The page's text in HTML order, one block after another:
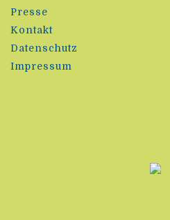
Presse
Kontakt
Datenschutz
Impressum